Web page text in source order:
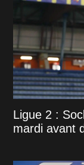
Ligue 2 :
mardi avant